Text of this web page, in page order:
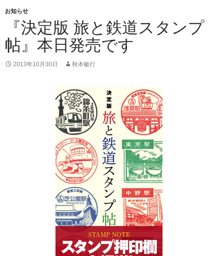
お知らせ
『決定版 旅と鉄道スタンプ
帖』本日発売です
2013年10月30日 秋本敏行